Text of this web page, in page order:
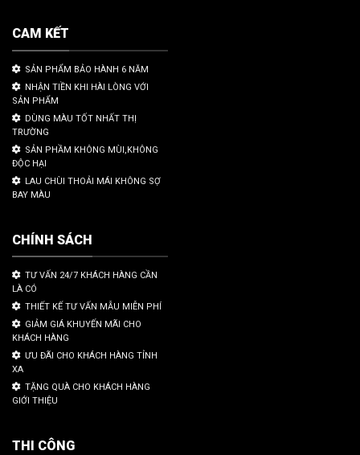
CAM KẾT
SẢN PHẨM BẢO HÀNH 6 NĂM
NHẬN TIỀN KHI HÀI LÒNG VỚI
SẢN PHẨM
DÙNG MÀU TỐT NHẤT THỊ
TRƯỜNG
SẢN PHẦM KHÔNG MÙI,KHÔNG
ĐỘC HẠI
LAU CHÙI THOẢI MÁI KHÔNG SỢ
BAY MÀU
CHÍNH SÁCH
TƯ VẤN 24/7 KHÁCH HÀNG CẦN
LÀ CÓ
THIẾT KẾ TƯ VẤN MẪU MIỄN PHÍ
GIẢM GIÁ KHUYẾN MÃI CHO
KHÁCH HÀNG
ƯU ĐÃI CHO KHÁCH HÀNG TỈNH
XA
TẶNG QUÀ CHO KHÁCH HÀNG
GIỚI THIỆU
THI CÔNG